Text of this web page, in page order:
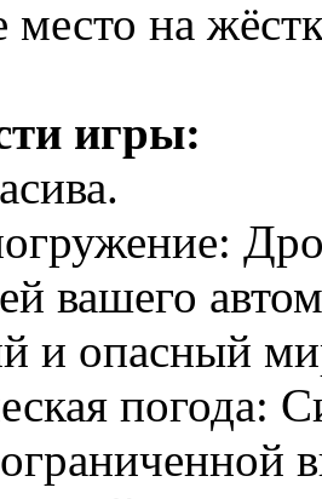
место на
игры:
вашего
и опасный
погода: